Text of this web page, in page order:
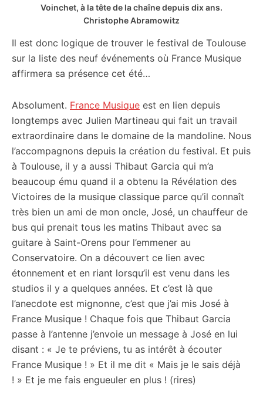
Voinchet, à la tête de la chaîne depuis dix ans.
Christophe Abramowitz
Il est donc logique de trouver le festival de Toulouse
sur la liste des neuf événements où France Musique
affirmera sa présence cet été…
Absolument. France Musique est en lien depuis
longtemps avec Julien Martineau qui fait un travail
extraordinaire dans le domaine de la mandoline. Nous
l’accompagnons depuis la création du festival. Et puis
à Toulouse, il y a aussi Thibaut Garcia qui m’a
beaucoup ému quand il a obtenu la Révélation des
Victoires de la musique classique parce qu’il connaît
très bien un ami de mon oncle, José, un chauffeur de
bus qui prenait tous les matins Thibaut avec sa
guitare à Saint-Orens pour l’emmener au
Conservatoire. On a découvert ce lien avec
étonnement et en riant lorsqu’il est venu dans les
studios il y a quelques années. Et c’est là que
l’anecdote est mignonne, c’est que j’ai mis José à
France Musique ! Chaque fois que Thibaut Garcia
passe à l’antenne j’envoie un message à José en lui
disant : « Je te préviens, tu as intérêt à écouter
France Musique ! » Et il me dit « Mais je le sais déjà
! » Et je me fais engueuler en plus ! (rires)